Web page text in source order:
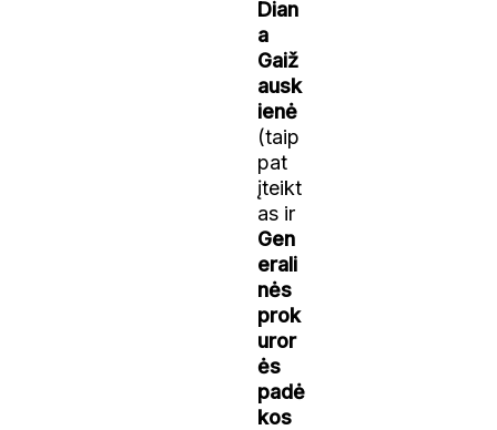
Dian
a
Gaiž
ausk
ienė
(taip
pat
įteikt
as ir
Gen
erali
nės
prok
uror
ės
padė
kos